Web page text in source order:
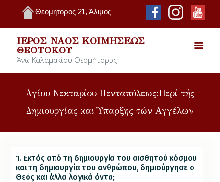
Θεομήτορος 21, Άλιμος
ΙΕΡΌΣ ΝΑΌΣ ΚΟΙΜΉΣΕΩΣ
ΘΕΟΤΌΚΟΥ
Άνω Καλαμακίου Θεομήτορος
Αγίου Νεκταρίου Πενταπόλεως:Περί τής
Δημιουργίας και Ύπαρξης τών Αγγέλων
1. Εκτός από τη δημιουργία του αισθητού κόσμου
και τη δημιουργία του ανθρώπου, δημιούργησε ο
Θεός και άλλα λογικά όντα;